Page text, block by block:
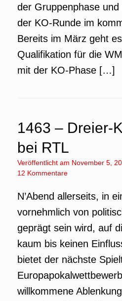
der Gruppenphase und
der KO-Runde im
Bereits im März geht
Qualifikation für die
mit der KO-Phase […]
1463 – Dreier-
bei RTL
Veröffentlicht am November 5,
12 Kommentare
N’Abend allerseits, in
vornehmlich von
geprägt sein wird, auf
kaum bis keinen
bietet der nächste
willkommene